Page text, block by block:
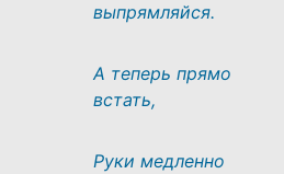
выпрямляйся.
А теперь прямо
встать,
Руки медленно